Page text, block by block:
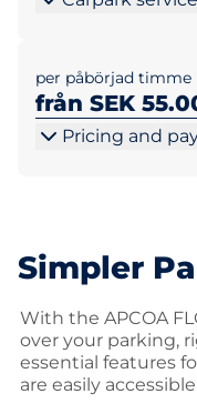
per påbörjad timme
från SEK
Pricing and
Simpler
With the APCOA
over your parking,
essential features
are easily